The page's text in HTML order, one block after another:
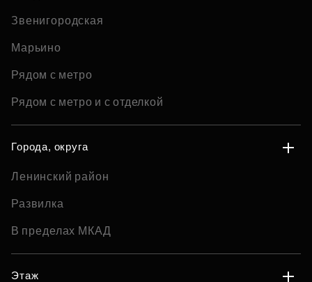
Звенигородская
Марьино
Рядом с метро
Рядом с метро и с отделкой
Города, округа
Ленинский район
Развилка
В пределах МКАД
Этаж